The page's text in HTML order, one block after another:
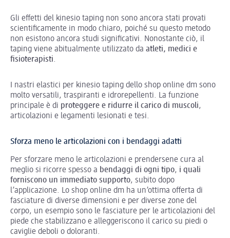
Gli effetti del kinesio taping non sono ancora stati provati
scientificamente in modo chiaro, poiché su questo metodo
non esistono ancora studi significativi. Nonostante ciò, il
taping viene abitualmente utilizzato da atleti, medici e
fisioterapisti.
I nastri elastici per kinesio taping dello shop online dm sono
molto versatili, traspiranti e idrorepellenti. La funzione
principale è di proteggere e ridurre il carico di muscoli,
articolazioni e legamenti lesionati e tesi.
Sforza meno le articolazioni con i bendaggi adatti
Per sforzare meno le articolazioni e prendersene cura al
meglio si ricorre spesso a bendaggi di ogni tipo, i quali
forniscono un immediato supporto, subito dopo
l’applicazione. Lo shop online dm ha un’ottima offerta di
fasciature di diverse dimensioni e per diverse zone del
corpo, un esempio sono le fasciature per le articolazioni del
piede che stabilizzano e alleggeriscono il carico su piedi o
caviglie deboli o doloranti.